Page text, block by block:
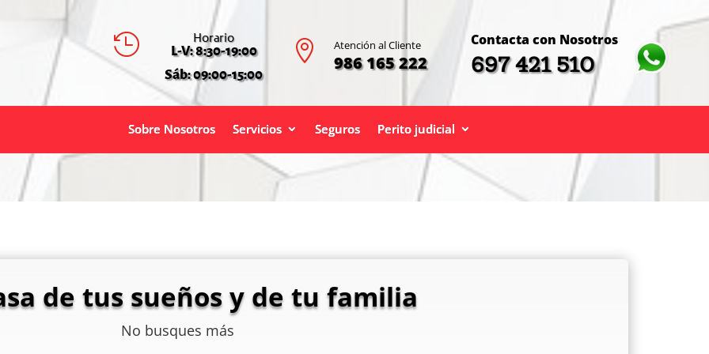
 Horario
L-V: 8:30-19:00
Sáb: 09:00-15:00
 Atención al Cliente
986 165 222
Contacta con Nosotros
697 421 510
Sobre Nosotros Servicios Seguros Perito judicial
de tus sueños y de tu familia
No busques más